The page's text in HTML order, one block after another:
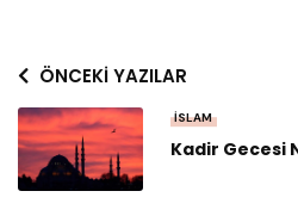
ÖNCEKI YAZILAR
İSLAM
Kadir Gecesi